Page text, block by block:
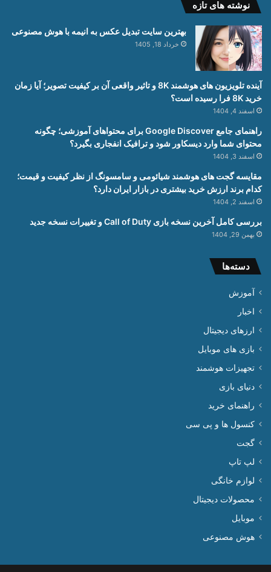
نوشته های تازه
بهترین سایت تبدیل عکس به انیمه با هوش مصنوعی
خرداد 18, 1405
آینده تلویزیون های هوشمند 8K و تاثیر واقعی آن بر کیفیت تصویر؛ آیا زمان
خرید 8K فرا رسیده است؟
اسفند 4, 1404
راهنمای جامع Google Discover برای محتواهای آموزشی؛ چگونه
محتوای شما وارد دیسکاور شود و ترافیک انفجاری بگیرد؟
اسفند 3, 1404
مقایسه گجت های هوشمند شیائومی و سامسونگ از نظر کیفیت و قیمت؛
کدام برند ارزش خرید بیشتری در بازار ایران دارد؟
اسفند 2, 1404
بررسی کامل آخرین نسخه بازی Call of Duty و تغییرات نسخه جدید
بهمن 29, 1404
دسته‌ها
آموزش
اخبار
ارزهای دیجیتال
بازی های موبایل
تجهیزات هوشمند
دنیای بازی
راهنمای خرید
کنسول ها و پی سی
گجت
لپ تاپ
لوازم خانگی
محصولات دیجیتال
موبایل
هوش مصنوعی